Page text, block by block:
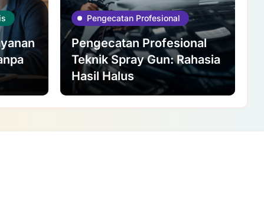
Pengecatan Profesional
Pengecatan Profesional
Teknik Spray Gun: Rahasia
Hasil Halus